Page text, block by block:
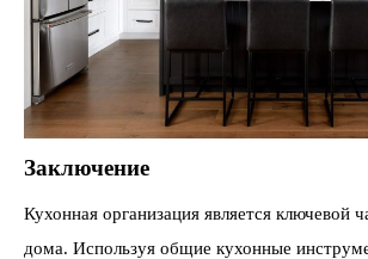
Заключение
Кухонная организация является ключевой
дома. Используя общие кухонные